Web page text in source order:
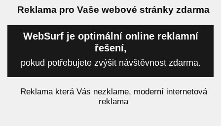
Reklama pro Vaše webové stránky zdarma
WebSurf je optimální online reklamní
řešení,
pokud potřebujete zvýšit návštěvnost zdarma.
Reklama která Vás nezklame, moderní internetová
reklama